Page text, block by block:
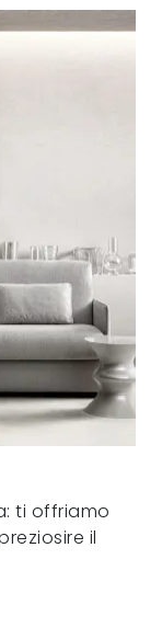
ti offriamo
il